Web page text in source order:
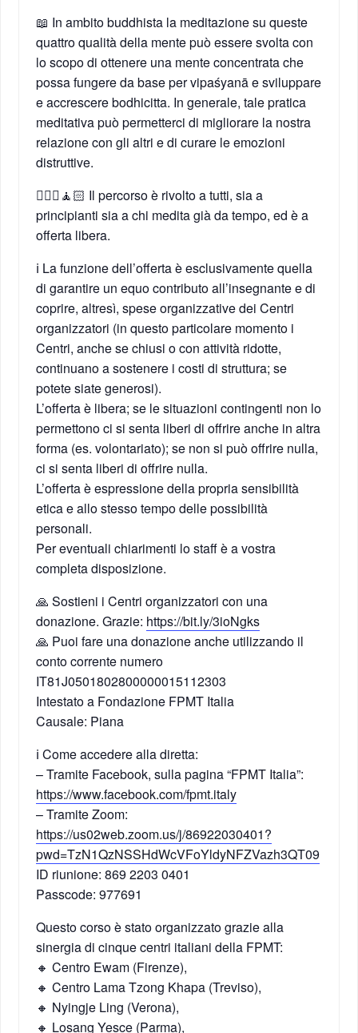
📖 In ambito buddhista la meditazione su queste
quattro qualità della mente può essere svolta con
lo scopo di ottenere una mente concentrata che
possa fungere da base per vipaśyanā e sviluppare
e accrescere bodhicitta. In generale, tale pratica
meditativa può permetterci di migliorare la nostra
relazione con gli altri e di curare le emozioni
distruttive.
🧘🏻‍♀️🧘🏻 Il percorso è rivolto a tutti, sia a
principianti sia a chi medita già da tempo, ed è a
offerta libera.
ℹ️ La funzione dell’offerta è esclusivamente quella
di garantire un equo contributo all’insegnante e di
coprire, altresì, spese organizzative dei Centri
organizzatori (in questo particolare momento i
Centri, anche se chiusi o con attività ridotte,
continuano a sostenere i costi di struttura; se
potete siate generosi).
L’offerta è libera; se le situazioni contingenti non lo
permettono ci si senta liberi di offrire anche in altra
forma (es. volontariato); se non si può offrire nulla,
ci si senta liberi di offrire nulla.
L’offerta è espressione della propria sensibilità
etica e allo stesso tempo delle possibilità
personali.
Per eventuali chiarimenti lo staff è a vostra
completa disposizione.
🙏 Sostieni i Centri organizzatori con una
donazione. Grazie: https://bit.ly/3ioNgks
🙏 Puoi fare una donazione anche utilizzando il
conto corrente numero
IT81J0501802800000015112303
Intestato a Fondazione FPMT Italia
Causale: Piana
ℹ️ Come accedere alla diretta:
– Tramite Facebook, sulla pagina “FPMT Italia”:
https://www.facebook.com/fpmt.italy
– Tramite Zoom:
https://us02web.zoom.us/j/86922030401?
pwd=TzN1QzNSSHdWcVFoYldyNFZVazh3QT09
ID riunione: 869 2203 0401
Passcode: 977691
Questo corso è stato organizzato grazie alla
sinergia di cinque centri italiani della FPMT:
🔸 Centro Ewam (Firenze),
🔸 Centro Lama Tzong Khapa (Treviso),
🔸 Nyingje Ling (Verona),
🔸 Losang Yesce (Parma),